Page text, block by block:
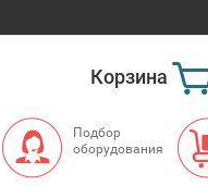
Корзина
Подбор
оборудования